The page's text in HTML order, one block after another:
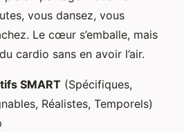
vous dansez, vous
Le cœur s’emballe, mais
du cardio sans en avoir l’air.
SMART (Spécifiques,
Réalistes, Temporels)